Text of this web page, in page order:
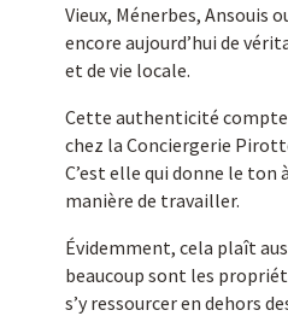
Vieux, Ménerbes, Ansouis
encore aujourd’hui de
et de vie locale.
Cette authenticité compte
chez la Conciergerie
C’est elle qui donne le
manière de travailler.
Évidemment, cela plaît
beaucoup sont les
s’y ressourcer en dehors